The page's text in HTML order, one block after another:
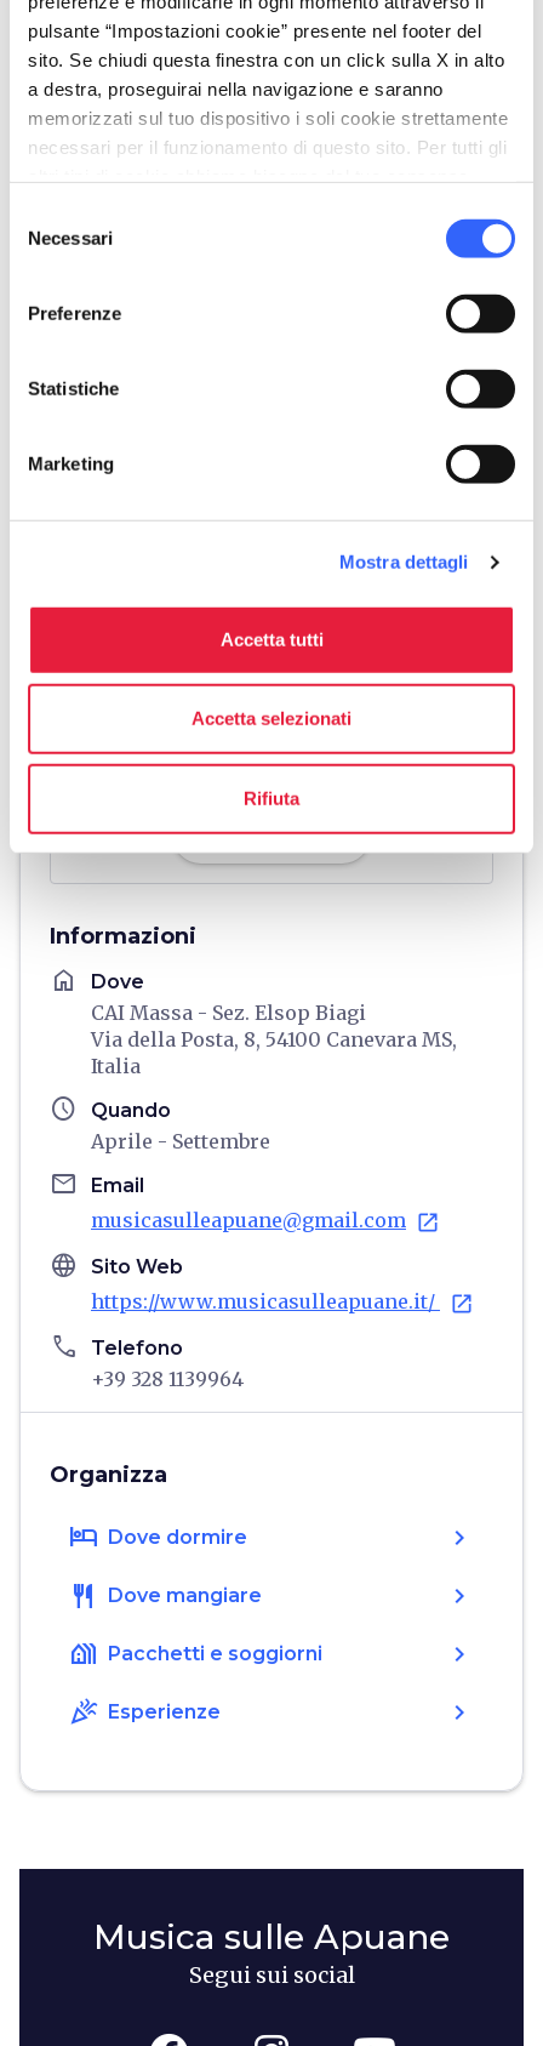
pulsante “Impostazioni cookie” presente nel footer del
sito. Se chiudi questa finestra con un click sulla X in alto
a destra, proseguirai nella navigazione e saranno
memorizzati sul tuo dispositivo i soli cookie strettamente
necessari per il funzionamento di questo sito. Per tutti gli
delNecessari
Preferenze
Statistiche
Marketing
Mostra dettagli
Accetta tutti
Accetta selezionati
Rifiuta
trío jazz
Teatro Quartiere, Bagnone
Un festival del Club Alpino Italiano CAI Sez. Massa -
Realizzato con il sostegno di Parco della Alpi Apuane,
Club Alpino Italiano Sede Centrale e in collaborazione
directions Indicazioni
Informazioni
home Dove
CAI Massa - Sez. Elsop Biagi
Via della Posta, 8, 54100 Canevara MS,
Italia
schedule Quando
Aprile - Settembre
email Email
musicasulleapuane@gmail.com open_in_new
language Sito Web
https://www.musicasulleapuane.it/ open_in_new
phone Telefono
+39 328 1139964
Organizza
hotel Dove dormire chevron_right
restaurant Dove mangiare chevron_right
holiday_village Pacchetti e soggiorni chevron_right
celebration Esperienze chevron_right
Musica sulle Apuane
Segui sui social